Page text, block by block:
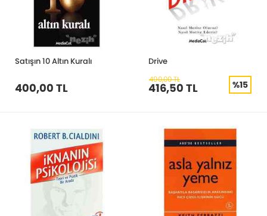
Satışın 10 Altın Kuralı
400,00 TL
Drive
490,00 TL
416,50 TL %15